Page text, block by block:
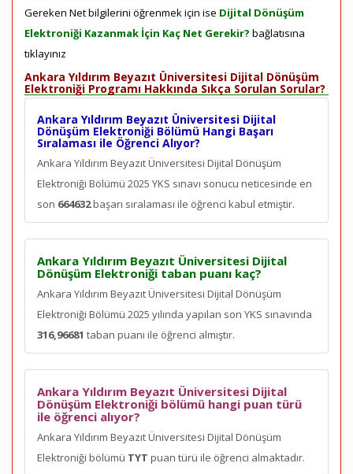
Gereken Net bilgilerini öğrenmek için ise Dijital Dönüşüm
Elektroniği Kazanmak İçin Kaç Net Gerekir? bağlatısına
tıklayınız
Ankara Yıldırım Beyazıt Üniversitesi Dijital Dönüşüm
Elektroniği Programı Hakkında Sıkça Sorulan Sorular?
Ankara Yıldırım Beyazıt Üniversitesi Dijital
Dönüşüm Elektroniği Bölümü Hangi Başarı
Sıralaması ile Öğrenci Alıyor?
Ankara Yıldırım Beyazıt Üniversitesi Dijital Dönüşüm
Elektroniği Bölümü 2025 YKS sınavı sonucu neticesinde en
son 664632başarı sıralaması ile öğrenci kabul etmiştir.
Ankara Yıldırım Beyazıt Üniversitesi Dijital
Dönüşüm Elektroniği taban puanı kaç?
Ankara Yıldırım Beyazıt Üniversitesi Dijital Dönüşüm
Elektroniği Bölümü 2025 yılında yapılan son YKS sınavında
316,96681 taban puanı ile öğrenci almıştır.
Ankara Yıldırım Beyazıt Üniversitesi Dijital
Dönüşüm Elektroniği bölümü hangi puan türü
ile öğrenci alıyor?
Ankara Yıldırım Beyazıt Üniversitesi Dijital Dönüşüm
Elektroniği bölümü TYT puan türü ile öğrenci almaktadır.